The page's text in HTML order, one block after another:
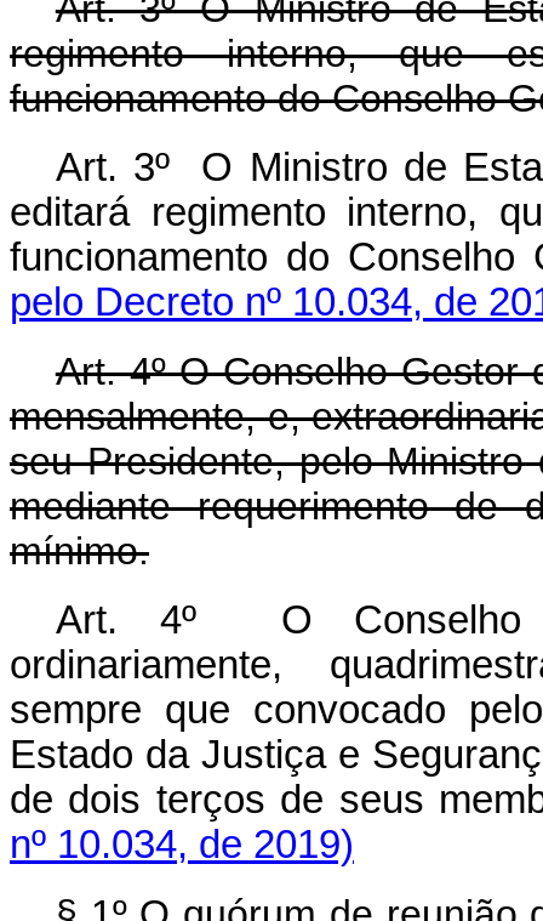
regimento interno, que
funcionamento do Conselho
Art. 3º O Ministro de
editará regimento interno,
funcionamento do
pelo Decreto nº 10.034, de
Art. 4º O Conselho Gestor
mensalmente, e,
seu Presidente, pelo
mediante requerimento de
mínimo.
Art. 4º O Conselho
ordinariamente,
sempre que convocado
Estado da Justiça e
de dois terços de seus
nº 10.034, de 2019)